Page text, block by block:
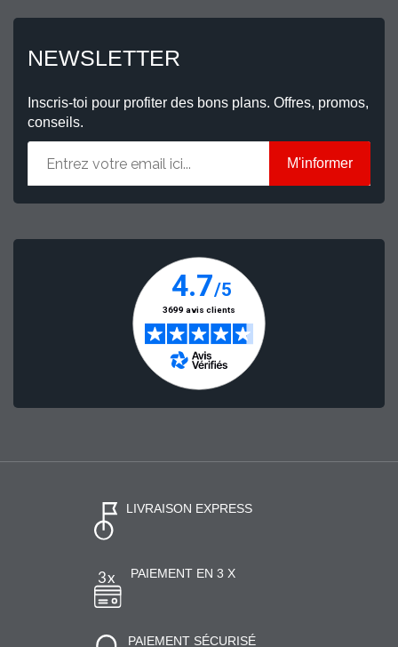
NEWSLETTER
Inscris-toi pour profiter des bons plans. Offres, promos,
conseils.
M'informer
LIVRAISON EXPRESS
PAIEMENT EN 3 X
PAIEMENT SÉCURISÉ